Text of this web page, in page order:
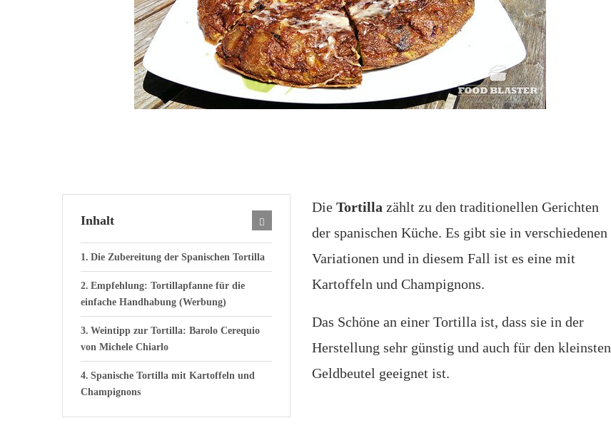
Inhalt
Die Zubereitung der Spanischen Tortilla
Empfehlung: Tortillapfanne für die
einfache Handhabung (Werbung)
Weintipp zur Tortilla: Barolo Cerequio
von Michele Chiarlo
Spanische Tortilla mit Kartoffeln und
Champignons
Die Tortilla zählt zu den traditionellen Gerichten
der spanischen Küche. Es gibt sie in verschiedenen
Variationen und in diesem Fall ist es eine mit
Kartoffeln und Champignons.
Das Schöne an einer Tortilla ist, dass sie in der
Herstellung sehr günstig und auch für den kleinsten
Geldbeutel geeignet ist.